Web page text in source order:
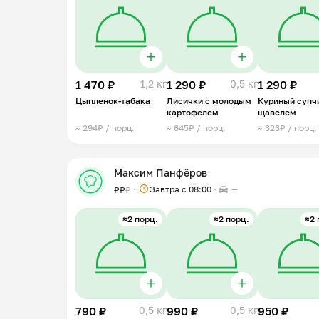
1 470 ₽ 1,2 кг
Цыпленок-табака
≈ 294₽ / порц.
1 290 ₽ 0,5 кг
Лисички с молодым
картофелем
≈ 645₽ / порц.
1 290 ₽
Куриный
щавелем
≈ 323₽ / порц.
Максим Панфёров
₽₽₽ Завтра c 08:00 —
≈2 порц.
790 ₽ 0,5 кг
≈2 порц.
990 ₽ 0,5 кг
≈2
950 ₽